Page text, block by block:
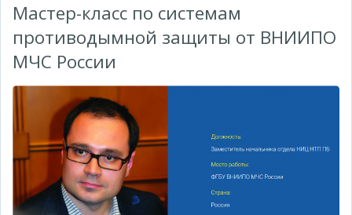
Мастер-класс по сиcтемам
противодымной защиты от ВНИИПО
МЧС России